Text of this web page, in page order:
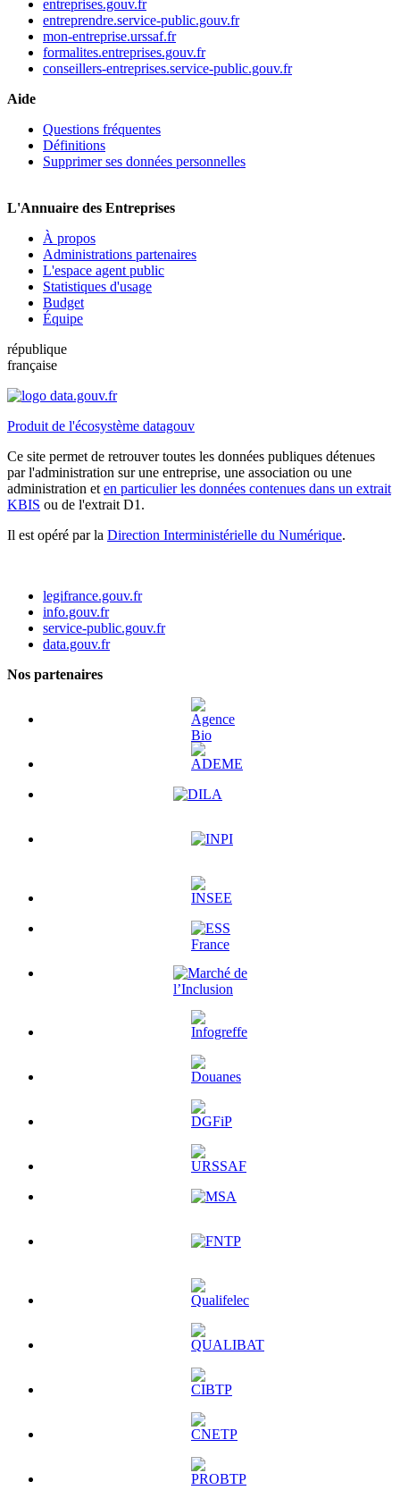
entreprises.gouv.fr
entreprendre.service-public.gouv.fr
mon-entreprise.urssaf.fr
formalites.entreprises.gouv.fr
conseillers-entreprises.service-public.gouv.fr
Aide
Questions fréquentes
Définitions
Supprimer ses données personnelles
L'Annuaire des Entreprises
À propos
Administrations partenaires
L'espace agent public
Statistiques d'usage
Budget
Équipe
république
française
Produit de l'écosystème datagouv
Ce site permet de retrouver toutes les données publiques détenues
par l'administration sur une entreprise, une association ou une
administration et en particulier les données contenues dans un extrait
KBIS ou de l'extrait D1.
Il est opéré par la Direction Interministérielle du Numérique.
legifrance.gouv.fr
info.gouv.fr
service-public.gouv.fr
data.gouv.fr
Nos partenaires